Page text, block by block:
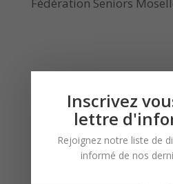
Inscrivez
lettre
Rejoignez notre liste de
informé de nos